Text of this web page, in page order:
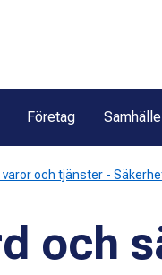
Företag
varor och tjänster -
och